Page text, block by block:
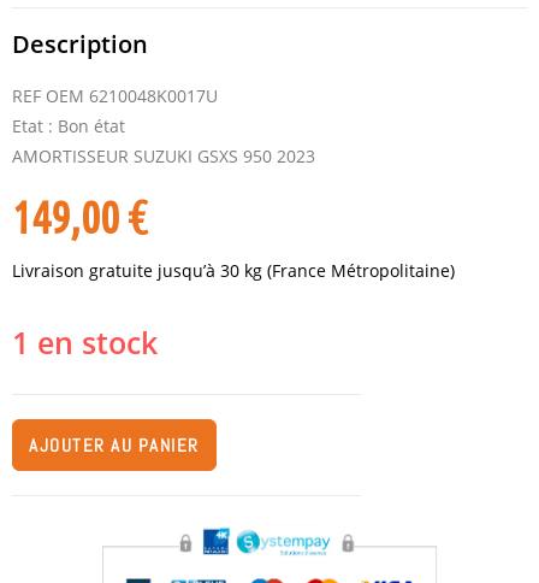
Description
REF OEM 6210048K0017U
Etat : Bon état
AMORTISSEUR SUZUKI GSXS 950 2023
149,00€
Livraison gratuite jusqu’à 30 kg (France Métropolitaine)
1 en stock
AJOUTER AU PANIER